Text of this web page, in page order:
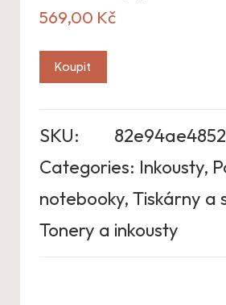
569,00 Kč
Koupit
SKU:
Categories: Inkousty,
notebooky, Tiskárny a
Tonery a inkousty